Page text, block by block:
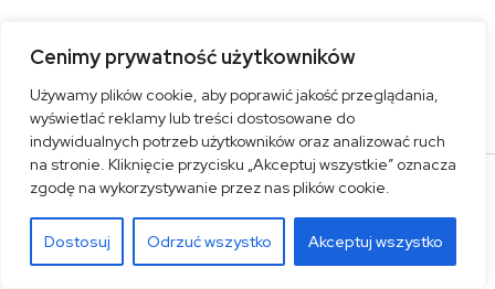
Cenimy prywatność użytkowników
Używamy plików cookie, aby poprawić jakość przeglądania,
wyświetlać reklamy lub treści dostosowane do
indywidualnych potrzeb użytkowników oraz analizować ruch
na stronie. Kliknięcie przycisku „Akceptuj wszystkie” oznacza
zgodę na wykorzystywanie przez nas plików cookie.
Dostosuj Odrzuć wszystko Akceptuj wszystko